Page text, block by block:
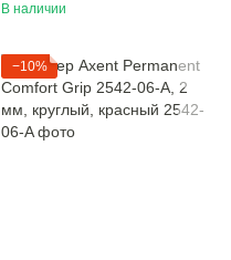
В наличии
−10%